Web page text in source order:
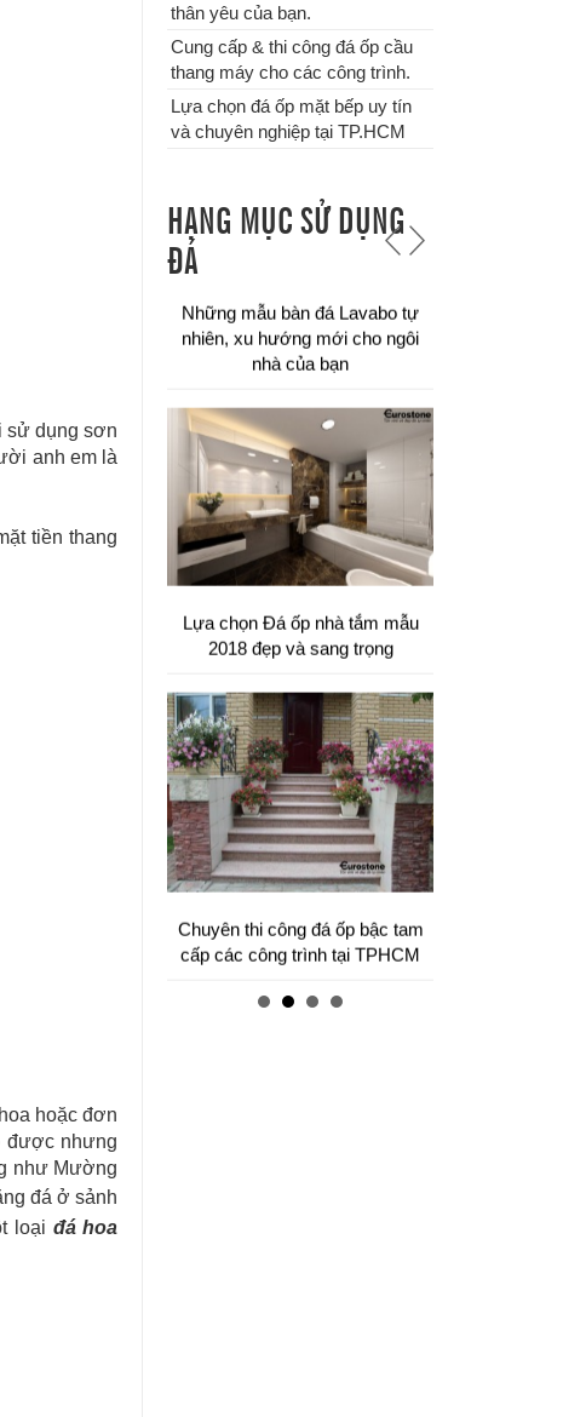
sử dụng sơn
anh em là
tiền thang
hoặc đơn
được nhưng
như Mường
đá ở sảnh
loại đá hoa
thân yêu của bạn.
Cung cấp & thi công đá ốp cầu
thang máy cho các công trình.
Lựa chọn đá ốp mặt bếp uy tín
và chuyên nghiệp tại TP.HCM
HẠNG MỤC SỬ DỤNG
ĐÁ
Chuyên thi công đá ốp bậc tam
cấp các công trình tại TPHCM
Đá tự nhiên ốp hành lang tự nhiên
cao cấp
Mẫu bàn ăn mặt đá tự nhiên cao
cấp và sang trọng cho gia đình
thân yêu của bạn.